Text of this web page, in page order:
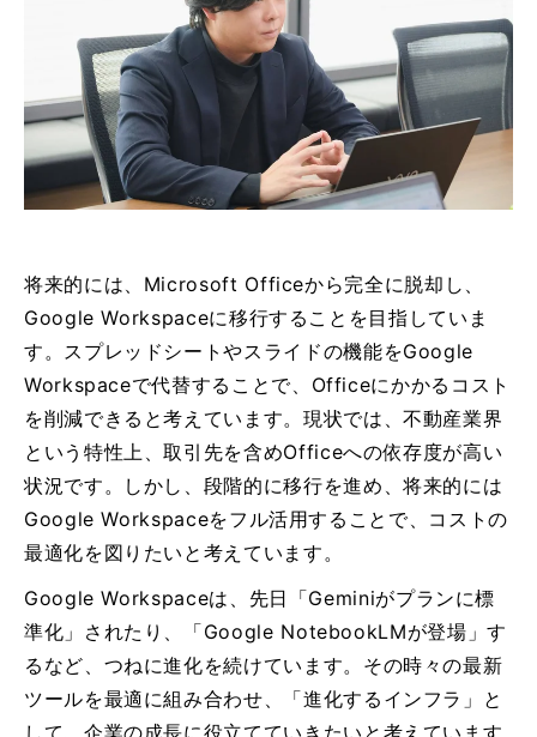
将来的には、Microsoft Officeから完全に脱却し、
Google Workspaceに移行することを目指していま
す。スプレッドシートやスライドの機能をGoogle
Workspaceで代替することで、Officeにかかるコスト
を削減できると考えています。現状では、不動産業界
という特性上、取引先を含めOfficeへの依存度が高い
状況です。しかし、段階的に移行を進め、将来的には
Google Workspaceをフル活用することで、コストの
最適化を図りたいと考えています。
Google Workspaceは、先日「Geminiがプランに標
準化」されたり、「Google NotebookLMが登場」す
るなど、つねに進化を続けています。その時々の最新
ツールを最適に組み合わせ、「進化するインフラ」と
して、企業の成長に役立てていきたいと考えています